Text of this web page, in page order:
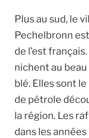
Plus au sud, le
Pechelbronn
de l’est
nichent au
blé. Elles sont
de pétrole
la région. Les
dans les